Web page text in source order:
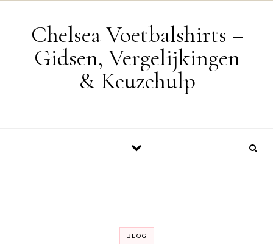
Chelsea Voetbalshirts –
Gidsen, Vergelijkingen
& Keuzehulp
BLOG